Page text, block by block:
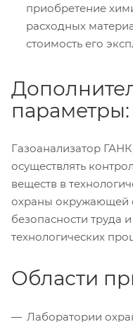
приобретение
расходных
стоимость его
параметры:
Газоанализатор
осуществлять
веществ в
охраны окружающей
безопасности труда
технологических
Области
Лаборатории